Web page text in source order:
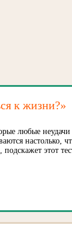
к жизни?»
любые
настолько,
этот